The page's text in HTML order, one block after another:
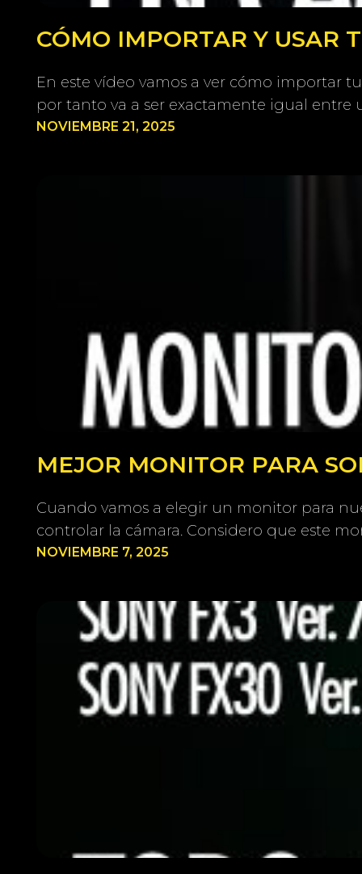
CÓMO IMPORTAR Y USAR
En este vídeo vamos a ver cómo importar
por tanto va a ser exactamente igual entre
NOVIEMBRE 21, 2025
MEJOR MONITOR PARA
Cuando vamos a elegir un monitor para
controlar la cámara. Considero que este
NOVIEMBRE 7, 2025